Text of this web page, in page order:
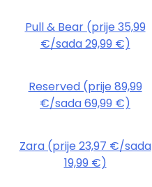
Pull & Bear (prije 35,99
€/sada 29,99 €)
Reserved (prije 89,99
€/sada 69,99 €)
Zara (prije 23,97 €/sada
19,99 €)